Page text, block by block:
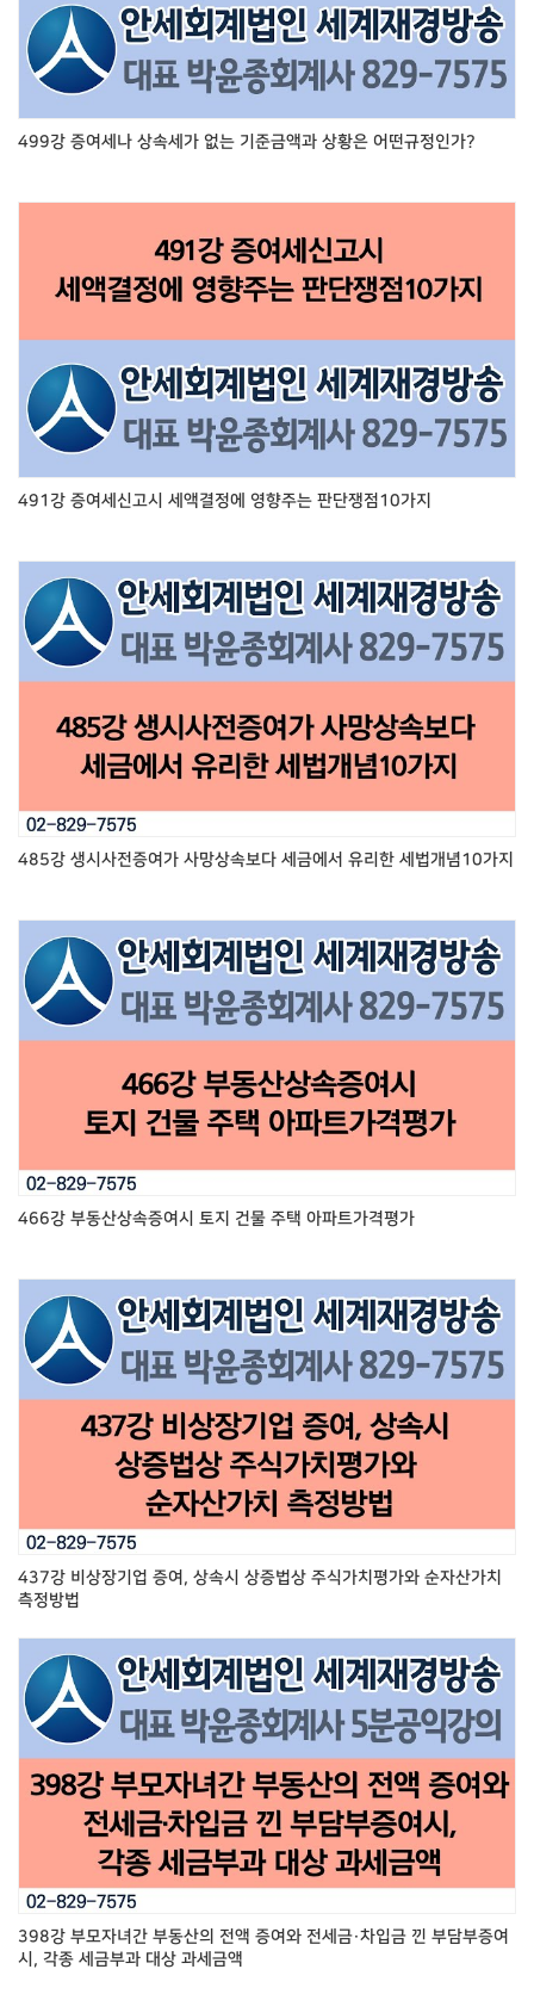
499강 증여세나 상속세가 없는 기준금액과 상황은 어떤규정인가?
491강 증여세신고시 세액결정에 영향주는 판단쟁점10가지
485강 생시사전증여가 사망상속보다 세금에서 유리한 세법개념10가지
466강 부동산상속증여시 토지 건물 주택 아파트가격평가
437강 비상장기업 증여, 상속시 상증법상 주식가치평가와 순자산가치
측정방법
398강 부모자녀간 부동산의 전액 증여와 전세금·차입금 낀 부담부증여
시, 각종 세금부과 대상 과세금액